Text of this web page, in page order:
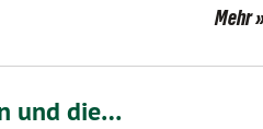
Mehr
und die…